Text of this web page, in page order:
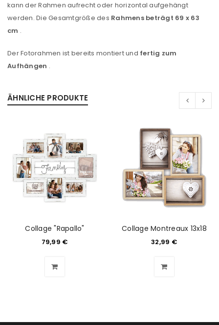
kann der Rahmen aufrecht oder horizontal aufgehängt
werden. Die Gesamtgröße des Rahmens beträgt 69 x 63
cm .
Der Fotorahmen ist bereits montiert und fertig zum
Aufhängen .
ÄHNLICHE PRODUKTE
Collage "Rapallo"
79,99 €
Collage Montreaux 13x18
32,99 €